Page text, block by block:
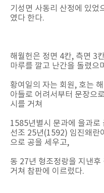
기성면 사동리 산정에 있었
였다 한다.
해월헌은 정면 4칸, 측면 3
마루를 깔고 난간을 돌렸으
황여일의 자는 회원, 호는
아들로 어려서부터 문장으
시를 거쳐
1585년별시 문과에 을과로
선조 25년(1592) 임진왜란
으로 공을 세우고,
동 27년 형조정랑을 지낸
거쳐 참판에 이르렀다.